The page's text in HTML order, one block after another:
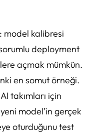
model kalibresi
deployment
açmak mümkün.
en somut örneği.
takımları için
model’in gerçek
oturduğunu test